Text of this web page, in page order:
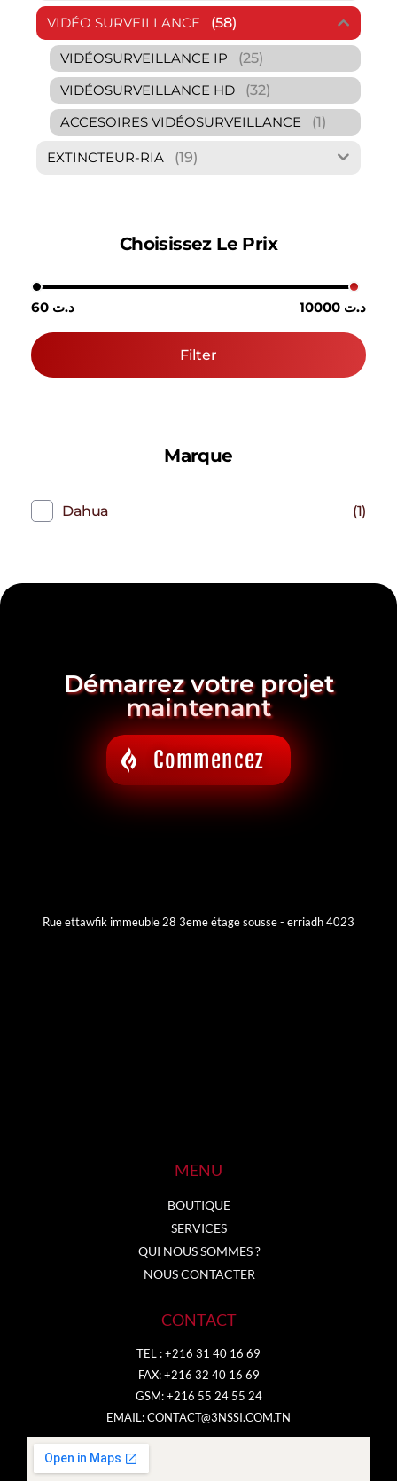
VIDÉO SURVEILLANCE (58)
VIDÉOSURVEILLANCE IP
(25)
VIDÉOSURVEILLANCE HD
(32)
ACCESOIRES VIDÉOSURVEILLANCE
(1)
EXTINCTEUR-RIA (19)
Choisissez Le Prix
60 د.ت 10000 د.ت
Filter
Marque
Dahua (1)
Démarrez votre projet
maintenant
Commencez
Rue ettawfik immeuble 28 3eme étage sousse - erriadh 4023
MENU
BOUTIQUE
SERVICES
QUI NOUS SOMMES ?
NOUS CONTACTER
CONTACT
TEL : +216 31 40 16 69
FAX: +216 32 40 16 69
GSM: +216 55 24 55 24
EMAIL:CONTACT@3NSSI.COM.TN